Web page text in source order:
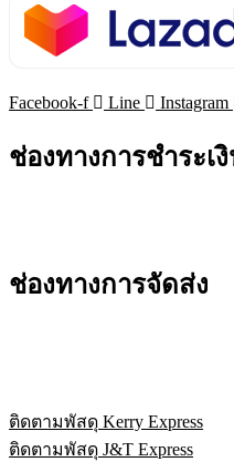
Facebook-f Line Instagram
ช่องทางการชำระเ
ช่องทางการจัดส่ง
ติดตามพัสดุ Kerry Express
ติดตามพัสดุ J&T Express